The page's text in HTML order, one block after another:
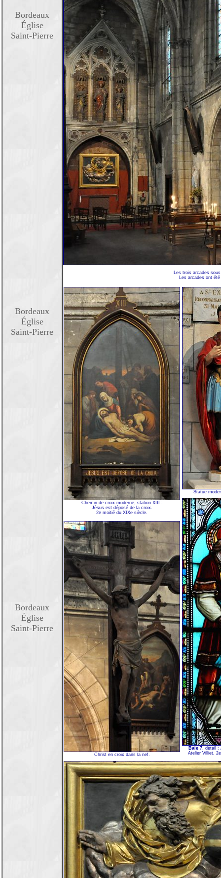
Bordeaux
Église
Saint-Pierre
Bordeaux
Église
Saint-Pierre
Bordeaux
Église
Saint-Pierre
Les trois arcades
Les arcades ont
Chemin de croix moderne, station XIII :
Jésus est déposé de la croix.
2e moitié du XIXe siècle.
Christ en croix dans la nef.
Statue
Baie 7, détail :
Atelier Villiet,